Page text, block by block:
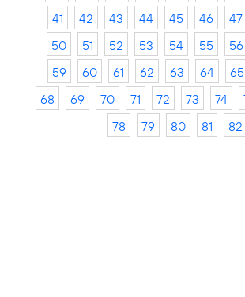
41
42 43 44 45 46 47
50
51 52 53 54 55 56
59
60 61 62 63 64 65
68
69 70 71 72 73 74
78
79 80 81 82